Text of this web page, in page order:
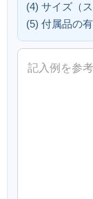
(4) サイズ（
(5) 付属品の